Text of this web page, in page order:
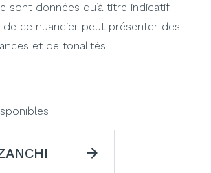
sont données qu’à titre indicatif.
de ce nuancier peut présenter des
et de tonalités.